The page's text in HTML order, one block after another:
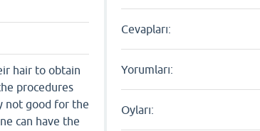
hair to obtain
procedures
not good for the
can have the
Cevapları:
Yorumları:
Oyları: